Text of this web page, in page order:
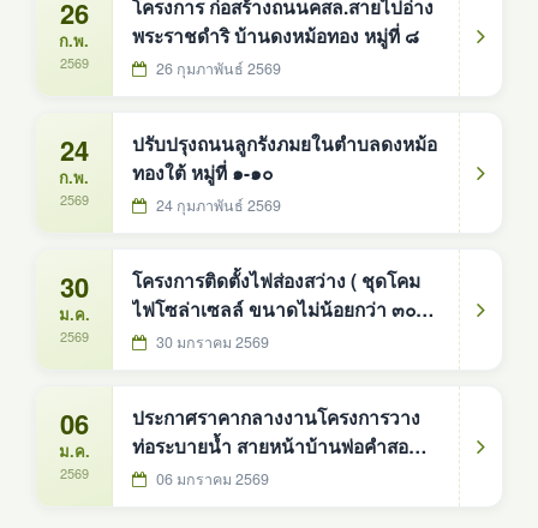
26
ก.พ.
2569
โครงการ ก่อสร้างถนนคสล.สายไปอ่าง
พระราชดำริ บ้านดงหม้อทอง หมู่ที่ ๘
26 กุมภาพันธ์ 2569
24
ก.พ.
2569
ปรับปรุงถนนลูกรังภมยในตำบลดงหม้อ
ทองใต้ หมู่ที่ ๑-๑๐
24 กุมภาพันธ์ 2569
30
ม.ค.
2569
โครงการติดตั้งไฟส่องสว่าง ( ชุดโคม
ไฟโซล่าเซลล์ ขนาดไม่น้อยกว่า ๓๐๐
วัตต์ จำนวน ๒๐ ชุด เส้นไปบ้านคำชิ
30 มกราคม 2569
06
ม.ค.
2569
ประกาศราคากลางงานโครงการวาง
ท่อระบายน้ำ สายหน้าบ้านพ่อคำสอน
บ้านโคกสง่า หมู่ที่ 1
06 มกราคม 2569